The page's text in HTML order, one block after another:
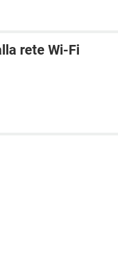
rete Wi-Fi